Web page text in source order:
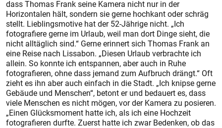
dass Thomas Frank seine Kamera nicht nur in der
Horizontalen hält, sondern sie gerne hochkant oder schräg
stellt. Lieblingsmotive hat der 52-Jährige nicht. „Ich
fotografiere gerne im Urlaub, weil man dort Dinge sieht, die
nicht alltäglich sind.“ Gerne erinnert sich Thomas Frank an
eine Reise nach Lissabon. „Diesen Urlaub verbrachte ich
allein. So konnte ich entspannen, aber auch in Ruhe
fotografieren, ohne dass jemand zum Aufbruch drängt.“ Oft
zieht es ihn aber auch einfach in die Stadt. „Ich knipse gerne
Gebäude und Menschen“, betont er und bedauert es, dass
viele Menschen es nicht mögen, vor der Kamera zu posieren.
„Einen Glücksmoment hatte ich, als ich eine Hochzeit
fotografieren durfte. Zuerst hatte ich zwar Bedenken, ob das